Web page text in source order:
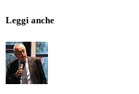
Leggi anche